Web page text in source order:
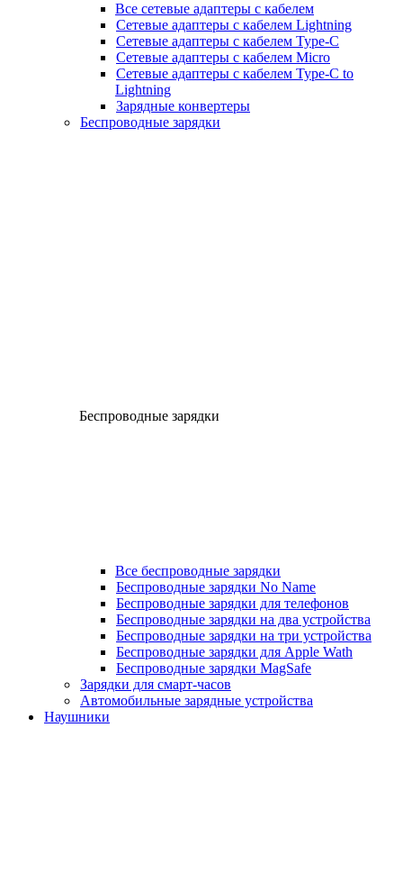
Все сетевые адаптеры с кабелем
Сетевые адаптеры с кабелем Lightning
Сетевые адаптеры с кабелем Type-C
Сетевые адаптеры с кабелем Micro
Сетевые адаптеры с кабелем Type-C to
Lightning
Зарядные конвертеры
Беспроводные зарядки
Беспроводные зарядки
Все беспроводные зарядки
Беспроводные зарядки No Name
Беспроводные зарядки для телефонов
Беспроводные зарядки на два устройства
Беспроводные зарядки на три устройства
Беспроводные зарядки для Apple Wath
Беспроводные зарядки MagSafe
Зарядки для смарт-часов
Автомобильные зарядные устройства
Наушники